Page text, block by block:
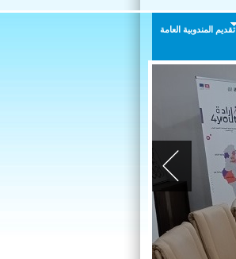
تقديم المندوبية العامة